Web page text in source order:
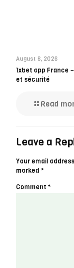
August 8, 2026
1xbet app France
et sécurité
Read
Leave a
Your email
marked *
Comment *